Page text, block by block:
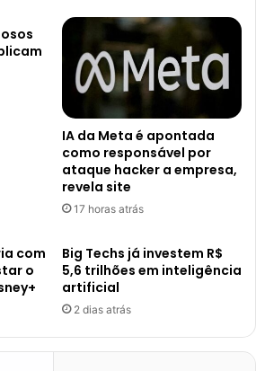
IA da Meta é apontada
como responsável por
ataque hacker a empresa,
revela site
17 horas atrás
com
o
Big Techs já investem R$
5,6 trilhões em inteligência
artificial
2 dias atrás